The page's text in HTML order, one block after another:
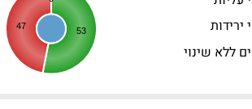
ירידות
ללא שינוי
53
47